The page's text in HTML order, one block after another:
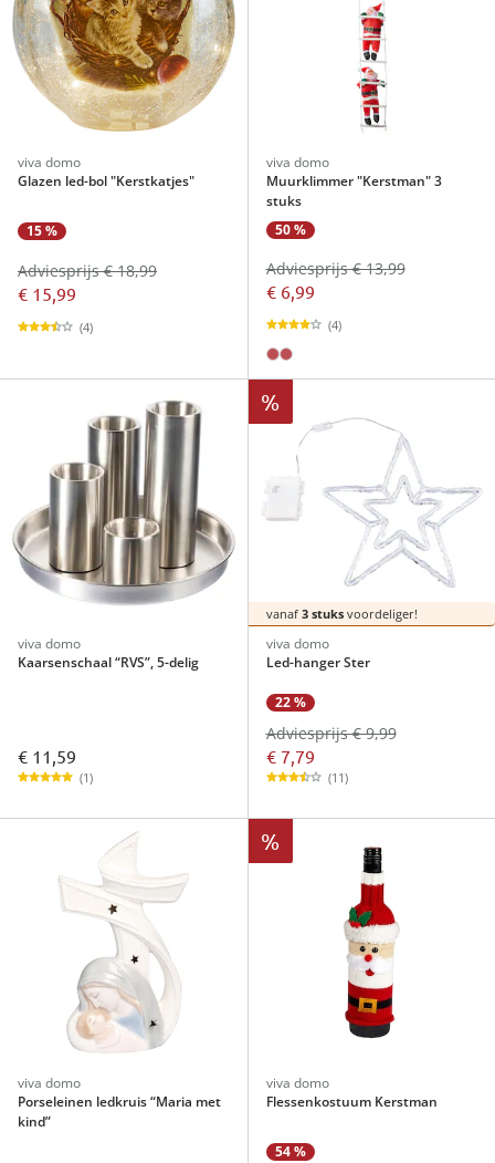
viva domo
Glazen led-bol "Kerstkatjes"
15 %
€ 15,99
Adviesprijs € 18,99
(4)
viva domo
Muurklimmer "Kerstman" 3
stuks
50 %
€ 6,99
Adviesprijs € 13,99
(4)
viva domo
Kaarsenschaal “RVS”, 5-delig
€ 11,59
(1)
%
vanaf 3 stuksvoordeliger!
viva domo
Led-hanger Ster
22 %
€ 7,79
Adviesprijs € 9,99
(11)
viva domo
Porseleinen ledkruis “Maria met
kind”
%
viva domo
Flessenkostuum Kerstman
54 %